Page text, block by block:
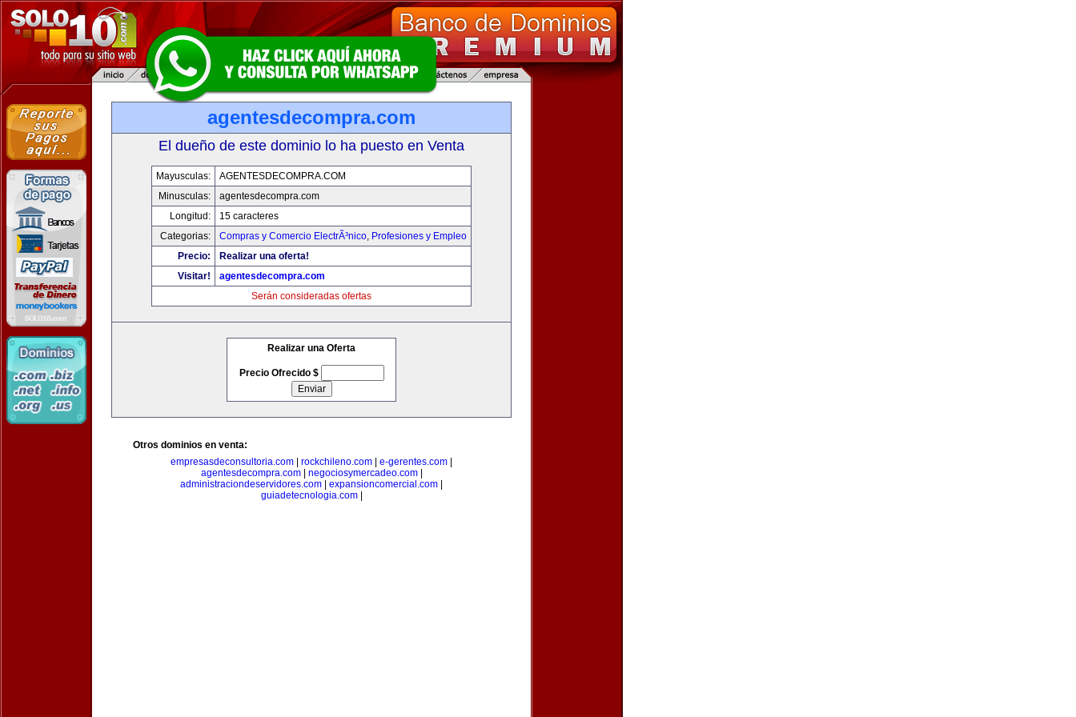
agentesdecompra.com
El dueño de este dominio lo ha puesto en Venta
Mayusculas:
AGENTESDECOMPRA.COM
Minusculas:
agentesdecompra.com
Longitud:
15 caracteres
Categorias:
Compras y Comercio ElectrÃ³nico, Profesiones y Empleo
Precio:
Realizar una oferta!
Visitar!
agentesdecompra.com
Serán consideradas ofertas
Realizar una Oferta
Precio Ofrecido $
Otros dominios en venta:
empresasdeconsultoria.com
rockchileno.com e-gerentes.com
agentesdecompra.com| negociosymercadeo.com|
administraciondeservidores.com
expansioncomercial.com
guiadetecnologia.com|